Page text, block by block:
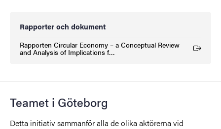
Rapporter och dokument
Rapporten Circular Economy – a Conceptual Review
and Analysis of Implications f…
(Extern länk)
Teamet i Göteborg
Detta initiativ sammanför alla de olika aktörerna vid